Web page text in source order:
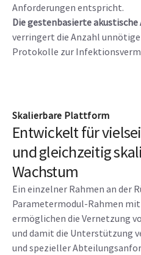
Anforderungen entspricht.
Die gestenbasierte
verringert die Anzahl
Protokolle zur
Skalierbare Plattform
Entwickelt für
und gleichzeitig
Wachstum
Ein einzelner Rahmen an der
Parametermodul-Rahmen
ermöglichen die Vernetzung
und damit die Unterstützung
und spezieller